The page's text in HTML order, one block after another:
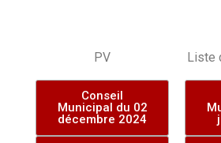
PV
Conseil
Municipal du 02
décembre 2024
Liste